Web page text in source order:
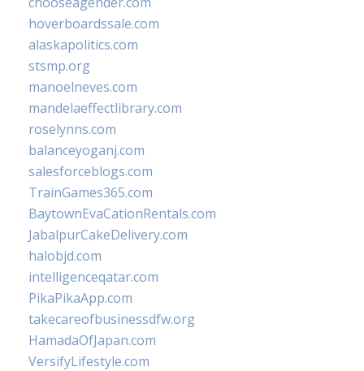
hoverboardssale.com
alaskapolitics.com
stsmp.org
manoelneves.com
mandelaeffectlibrary.com
roselynns.com
balanceyoganj.com
salesforceblogs.com
TrainGames365.com
BaytownEvaCationRentals.com
JabalpurCakeDelivery.com
halobjd.com
intelligenceqatar.com
PikaPikaApp.com
takecareofbusinessdfw.org
HamadaOfJapan.com
VersifyLifestyle.com